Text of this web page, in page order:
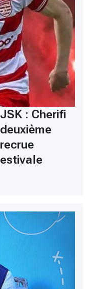
JSK : Cherifi
deuxième
recrue
estivale